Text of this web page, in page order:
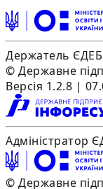
Держатель
© Державне
Версія 1.2.8 |
Адміністратор
© Державне